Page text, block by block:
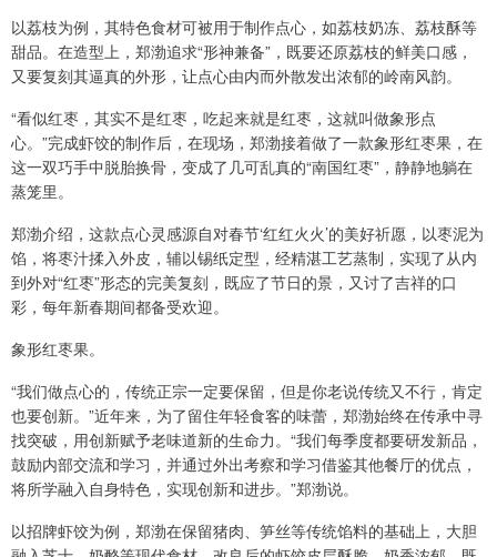
以荔枝为例，其特色食材可被用于制作点心，如荔枝奶冻、荔枝酥等
甜品。在造型上，郑渤追求“形神兼备”，既要还原荔枝的鲜美口感，
又要复刻其逼真的外形，让点心由内而外散发出浓郁的岭南风韵。
“看似红枣，其实不是红枣，吃起来就是红枣，这就叫做象形点
心。”完成虾饺的制作后，在现场，郑渤接着做了一款象形红枣果，在
这一双巧手中脱胎换骨，变成了几可乱真的“南国红枣”，静静地躺在
蒸笼里。
郑渤介绍，这款点心灵感源自对春节‘红红火火’的美好祈愿，以枣泥为
馅，将枣汁揉入外皮，辅以锡纸定型，经精湛工艺蒸制，实现了从内
到外对“红枣”形态的完美复刻，既应了节日的景，又讨了吉祥的口
彩，每年新春期间都备受欢迎。
象形红枣果。
“我们做点心的，传统正宗一定要保留，但是你老说传统又不行，肯定
也要创新。”近年来，为了留住年轻食客的味蕾，郑渤始终在传承中寻
找突破，用创新赋予老味道新的生命力。“我们每季度都要研发新品，
鼓励内部交流和学习，并通过外出考察和学习借鉴其他餐厅的优点，
将所学融入自身特色，实现创新和进步。”郑渤说。
以招牌虾饺为例，郑渤在保留猪肉、笋丝等传统馅料的基础上，大胆